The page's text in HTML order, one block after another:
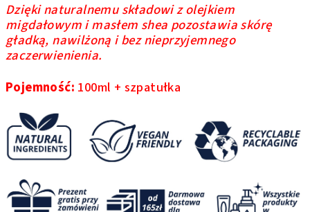
Dzięki naturalnemu składowi z olejkiem
migdałowym i masłem shea pozostawia skórę
gładką, nawilżoną i bez nieprzyjemnego
zaczerwienienia.
Pojemność: 100ml + szpatułka